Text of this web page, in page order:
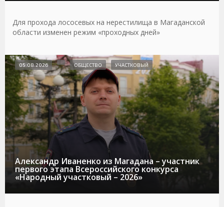
Для прохода лососевых на нерестилища в Магаданской
области изменен режим «проходных дней»
Александр Иваненко из Магадана – участник
первого этапа Всероссийского конкурса
«Народный участковый – 2026»
05.08.2026 ОБЩЕСТВО УЧАСТКОВЫЙ